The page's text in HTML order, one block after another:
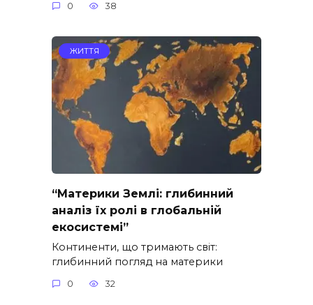
0 38
ЖИТТЯ
“Материки Землі: глибинний
аналіз їх ролі в глобальній
екосистемі”
Континенти, що тримають світ:
глибинний погляд на материки
0 32